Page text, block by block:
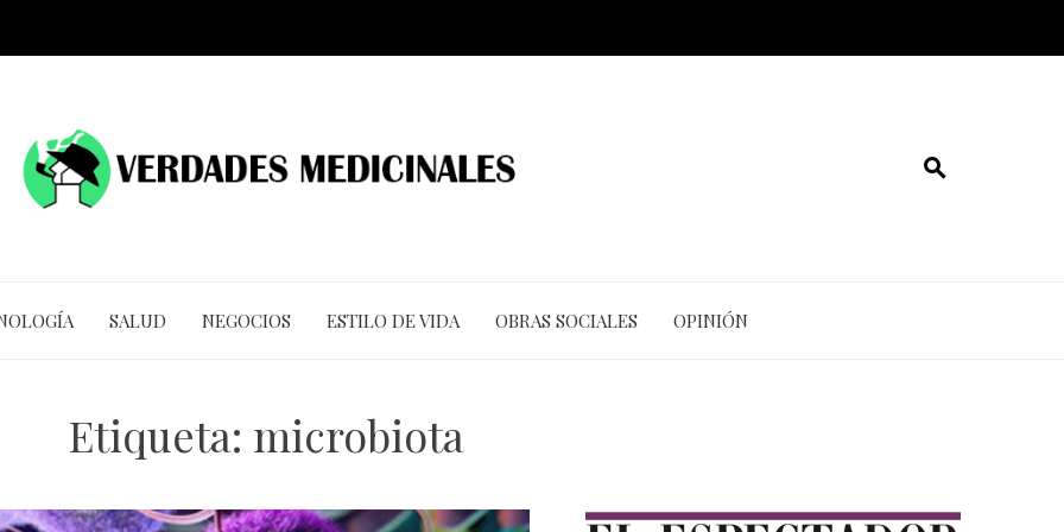
SALUD NEGOCIOS ESTILO DE VIDA OBRAS SOCIALES OPINIÓN
Etiqueta: microbiota